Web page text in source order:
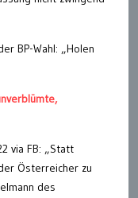
BP-Wahl: „Holen
via FB: „Statt
Österreicher zu
des